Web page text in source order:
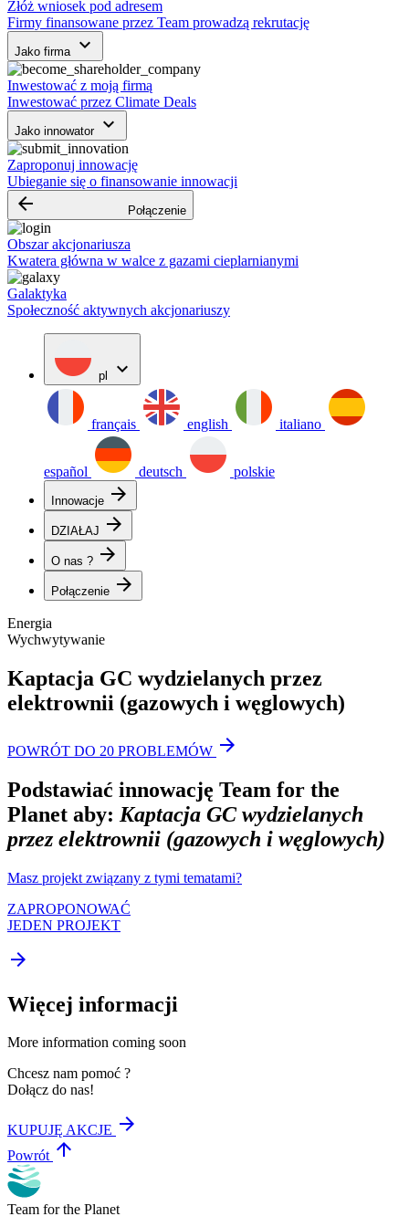
Złóż wniosek pod adresem
Firmy finansowane przez Team prowadzą rekrutację
Jako firma keyboard_arrow_down
Inwestować z moją firmą
Inwestować przez Climate Deals
Jako innowator keyboard_arrow_down
Zaproponuj innowację
Ubieganie się o finansowanie innowacji
arrow_backward Połączenie
Obszar akcjonariusza
Kwatera główna w walce z gazami cieplarnianymi
Galaktyka
Społeczność aktywnych akcjonariuszy
pl expand_more
français english italiano
español deutsch polskie
Innowacje arrow_forward
DZIAŁAJ arrow_forward
O nas ? arrow_forward
Połączenie arrow_forward
Energia
Wychwytywanie
Kaptacja GC wydzielanych przez
elektrownii (gazowych i węglowych)
POWRÓT DO 20 PROBLEMÓW arrow_forward
Podstawiać innowację Team for the
Planet aby: Kaptacja GC wydzielanych
przez elektrownii (gazowych i węglowych)
Masz projekt związany z tymi tematami?
ZAPROPONOWAĆ
JEDEN PROJEKT
arrow_forward
Więcej informacji
More information coming soon
Chcesz nam pomoć ?
Dołącz do nas!
KUPUJĘ AKCJE arrow_forward
Powrót arrow_upward
Team for the Planet